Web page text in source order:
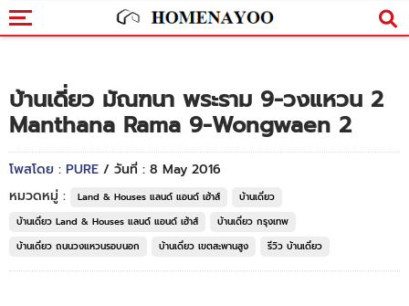
บ้านเดี่ยว มัณฑนา พระราม 9-วงแหวน 2
Manthana Rama 9-Wongwaen 2
โพสโดย : PURE / วันที่ : 8 May 2016
หมวดหมู่ :
Land & Houses แลนด์ แอนด์ เฮ้าส์
บ้านเดี่ยว
บ้านเดี่ยว Land & Houses แลนด์ แอนด์ เฮ้าส์
บ้านเดี่ยว กรุงเทพ
บ้านเดี่ยว ถนนวงแหวนรอบนอก
บ้านเดี่ยว เขตสะพานสูง รีวิว บ้านเดี่ยว